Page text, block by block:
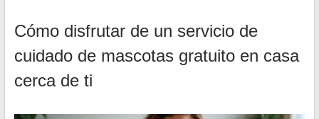
Cómo disfrutar de un servicio de
cuidado de mascotas gratuito en casa
cerca de ti